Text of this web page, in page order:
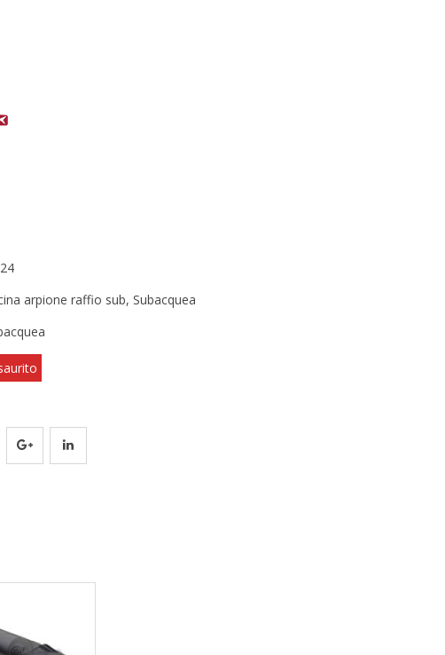
arpione raffio sub, Subacquea